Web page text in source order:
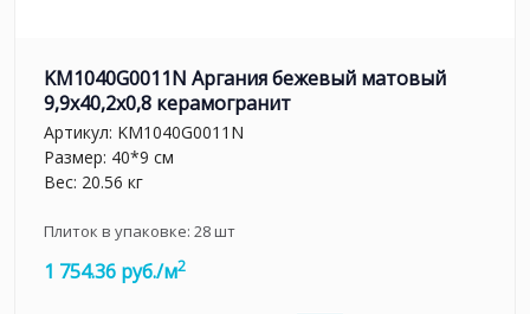
KM1040G0011N Аргания бежевый матовый
9,9x40,2x0,8 керамогранит
Артикул: KM1040G0011N
Размер: 40*9 см
Вес: 20.56 кг
Плиток в упаковке: 28шт
1 754.36 руб./м2